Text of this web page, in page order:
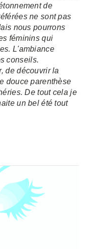
de
ne sont pas
nous pourrons
féminins qui
L'ambiance
conseils.
de découvrir la
douce parenthèse
De tout cela je
un bel été tout